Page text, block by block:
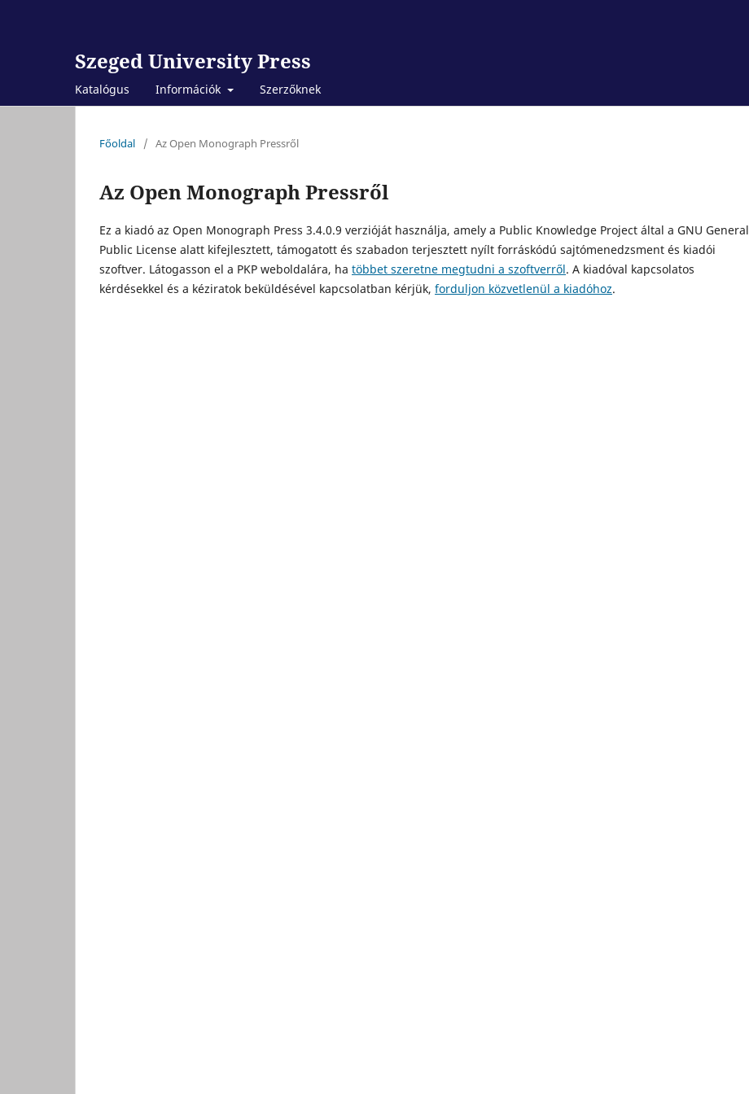
Szeged University Press
Katalógus Információk Szerzőknek
Főoldal / Az Open Monograph Pressről
Az Open Monograph Pressről
Ez a kiadó az Open Monograph Press 3.4.0.9 verzióját használja, amely a Public Knowledge Project által a GNU General
Public License alatt kifejlesztett, támogatott és szabadon terjesztett nyílt forráskódú sajtómenedzsment és kiadói
szoftver. Látogasson el a PKP weboldalára, ha többet szeretne megtudni a szoftverről. A kiadóval kapcsolatos
kérdésekkel és a kéziratok beküldésével kapcsolatban kérjük, forduljon közvetlenül a kiadóhoz.